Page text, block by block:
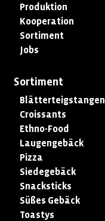
Produktion
Kooperation
Sortiment
Jobs
Sortiment
Blätterteigstangen
Croissants
Ethno-Food
Laugengebäck
Pizza
Siedegebäck
Snacksticks
Süßes Gebäck
Toastys